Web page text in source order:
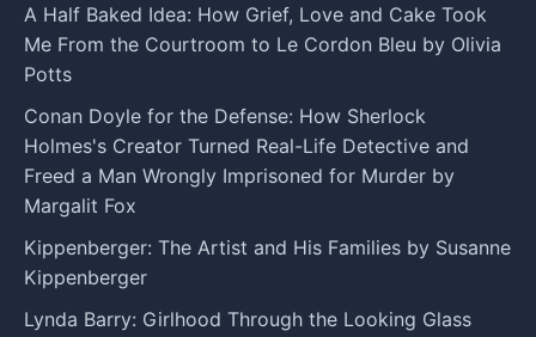
A Half Baked Idea: How Grief, Love and Cake Took
Me From the Courtroom to Le Cordon Bleu by Olivia
Potts
Conan Doyle for the Defense: How Sherlock
Holmes's Creator Turned Real-Life Detective and
Freed a Man Wrongly Imprisoned for Murder by
Margalit Fox
Kippenberger: The Artist and His Families by Susanne
Kippenberger
Lynda Barry: Girlhood Through the Looking Glass